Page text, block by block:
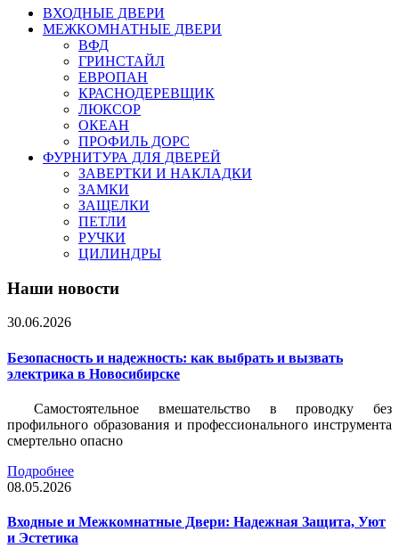
ВХОДНЫЕ ДВЕРИ
МЕЖКОМНАТНЫЕ ДВЕРИ
ВФД
ГРИНСТАЙЛ
ЕВРОПАН
КРАСНОДЕРЕВЩИК
ЛЮКСОР
ОКЕАН
ПРОФИЛЬ ДОРС
ФУРНИТУРА ДЛЯ ДВЕРЕЙ
ЗАВЕРТКИ И НАКЛАДКИ
ЗАМКИ
ЗАЩЕЛКИ
ПЕТЛИ
РУЧКИ
ЦИЛИНДРЫ
Наши новости
30.06.2026
Безопасность и надежность: как выбрать и вызвать
электрика в Новосибирске
Самостоятельное вмешательство в проводку без
профильного образования и профессионального инструмента
смертельно опасно
Подробнее
08.05.2026
Входные и Межкомнатные Двери: Надежная Защита, Уют
и Эстетика